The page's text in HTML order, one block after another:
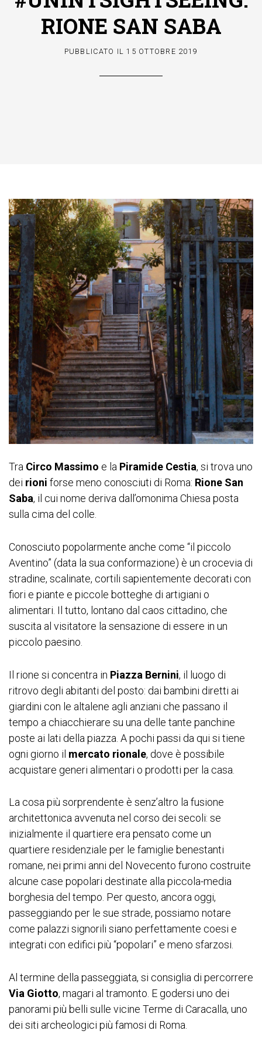
RIONE SAN SABA
PUBBLICATO IL15 OTTOBRE 2019
Tra Circo Massimo e la Piramide Cestia, si trova uno
dei rioni forse meno conosciuti di Roma: Rione San
Saba, il cui nome deriva dall’omonima Chiesa posta
sulla cima del colle.
Conosciuto popolarmente anche come “il piccolo
Aventino” (data la sua conformazione) è un crocevia di
stradine, scalinate, cortili sapientemente decorati con
fiori e piante e piccole botteghe di artigiani o
alimentari. Il tutto, lontano dal caos cittadino, che
suscita al visitatore la sensazione di essere in un
piccolo paesino.
Il rione si concentra in Piazza Bernini, il luogo di
ritrovo degli abitanti del posto: dai bambini diretti ai
giardini con le altalene agli anziani che passano il
tempo a chiacchierare su una delle tante panchine
poste ai lati della piazza. A pochi passi da qui si tiene
ogni giorno il mercato rionale, dove è possibile
acquistare generi alimentari o prodotti per la casa.
La cosa più sorprendente è senz’altro la fusione
architettonica avvenuta nel corso dei secoli: se
inizialmente il quartiere era pensato come un
quartiere residenziale per le famiglie benestanti
romane, nei primi anni del Novecento furono costruite
alcune case popolari destinate alla piccola-media
borghesia del tempo. Per questo, ancora oggi,
passeggiando per le sue strade, possiamo notare
come palazzi signorili siano perfettamente coesi e
integrati con edifici più “popolari” e meno sfarzosi.
Al termine della passeggiata, si consiglia di percorrere
Via Giotto, magari al tramonto. E godersi uno dei
panorami più belli sulle vicine Terme di Caracalla, uno
dei siti archeologici più famosi di Roma.